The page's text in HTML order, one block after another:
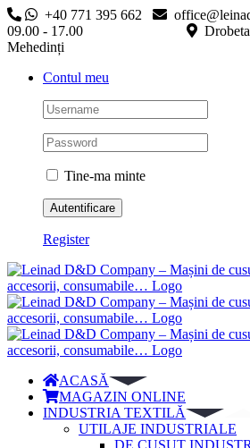
Skip
to
content
+40 771 395 662
09.00 - 17.00
Mehedinți
Contul meu
Tine-ma minte
Register
ACASĂ
MAGAZIN ONLINE
INDUSTRIA TEXTILĂ
UTILAJE INDUSTRIALE
DE CUSUT